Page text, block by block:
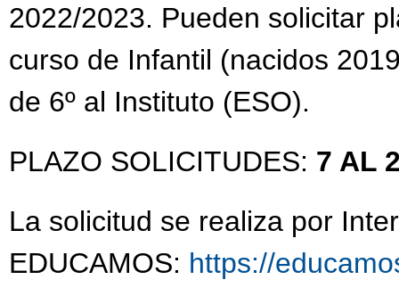
2022/2023. Pueden solicitar
curso de Infantil (nacidos
de 6º al Instituto (ESO).
PLAZO SOLICITUDES: 7 AL
La solicitud se realiza por
EDUCAMOS: https://